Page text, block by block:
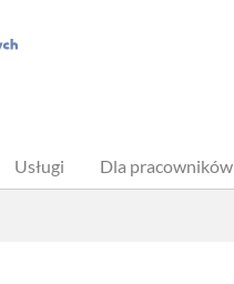
Usługi Dla pracowników